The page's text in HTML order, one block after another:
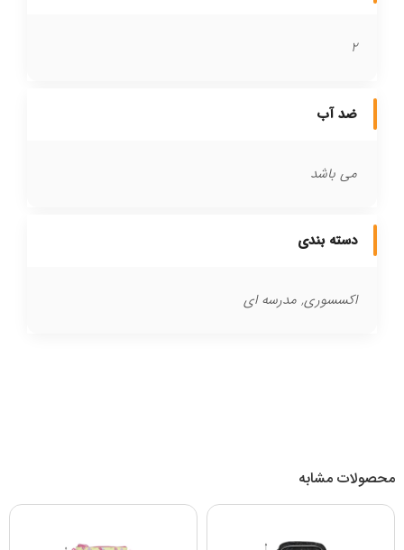
2
ضد آب
می باشد
دسته بندی
اکسسوری, مدرسه ای
محصولات مشابه